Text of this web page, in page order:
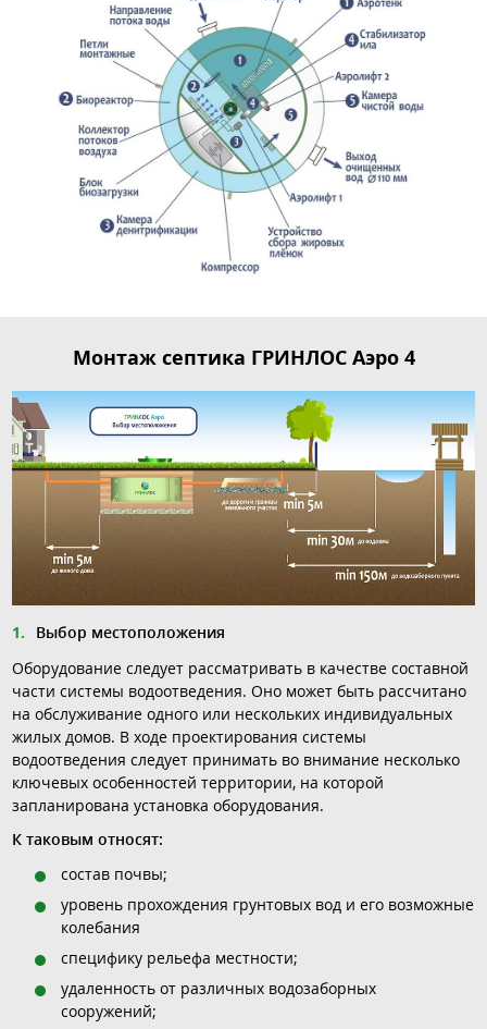
Монтаж септика ГРИНЛОС Аэро 4
Выбор местоположения
Оборудование следует рассматривать в качестве составной
части системы водоотведения. Оно может быть рассчитано
на обслуживание одного или нескольких индивидуальных
жилых домов. В ходе проектирования системы
водоотведения следует принимать во внимание несколько
ключевых особенностей территории, на которой
запланирована установка оборудования.
К таковым относят:
состав почвы;
уровень прохождения грунтовых вод и его возможные
колебания
специфику рельефа местности;
удаленность от различных водозаборных
сооружений;